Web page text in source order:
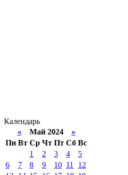
Календарь
«Май 2024 »
Пн Вт Ср Чт Пт Сб Вс
1
2 3 4
5
6
7 8 9 10 11
12